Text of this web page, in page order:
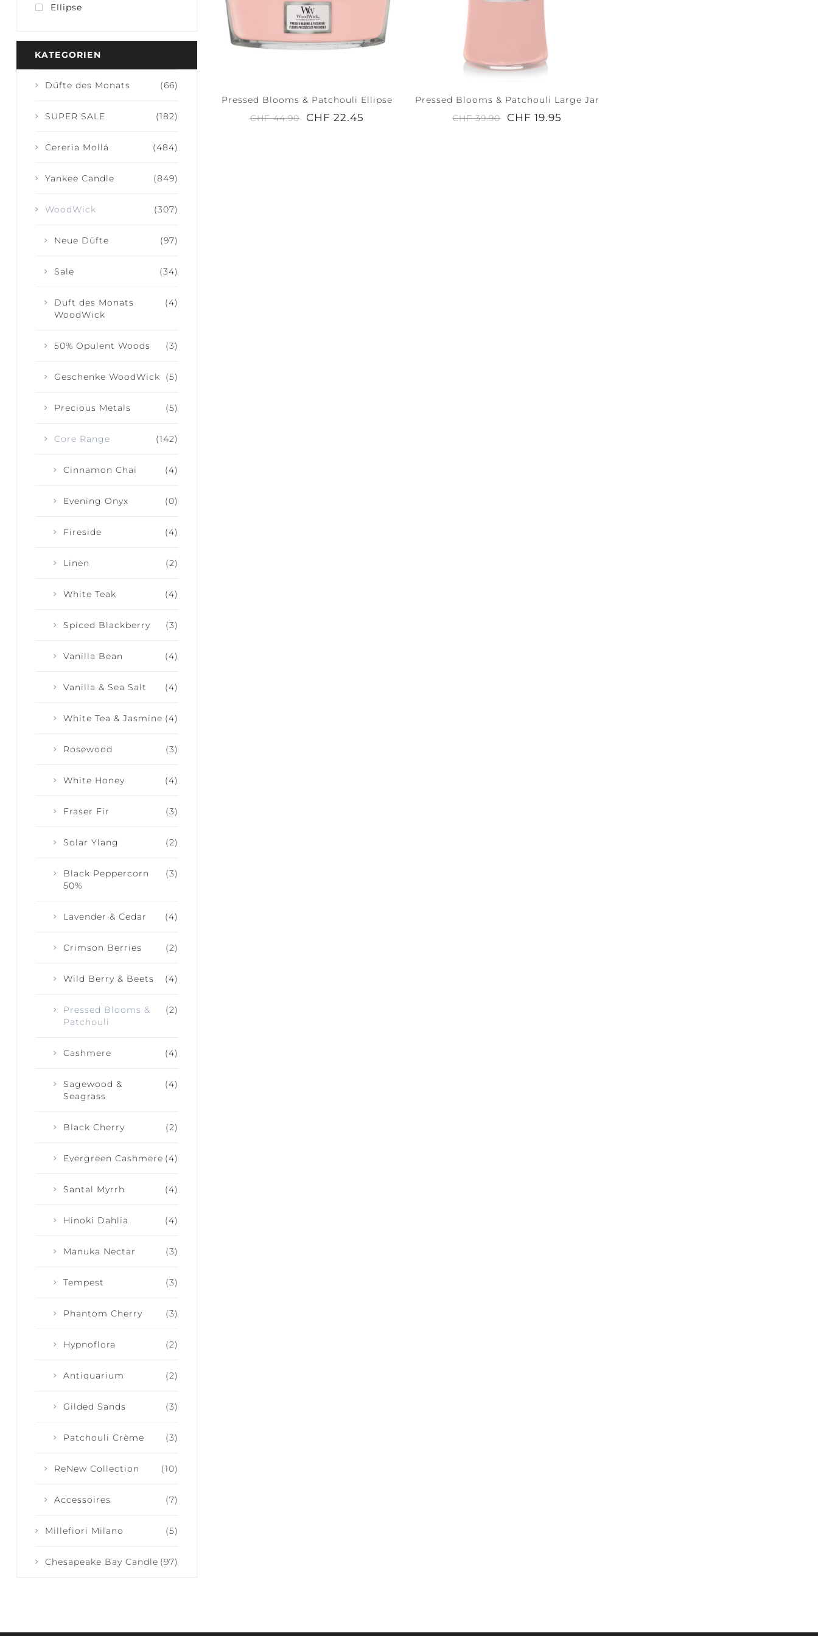
ACCESSOIRES
Pressed Blooms & Patchouli Ellipse
CHF 44.90
CHF 22.45
Pressed Blooms & Patchouli Large Jar
CHF 39.90
CHF 19.95
Ellipse
KATEGORIEN
(66)
Düfte des Monats
(182)
SUPER SALE
(484)
Cereria Mollá
(849)
Yankee Candle
(307)
WoodWick
(97)
Neue Düfte
(34)
Sale
(4)
Duft des Monats
WoodWick
(3)
50% Opulent Woods
(5)
Geschenke WoodWick
(5)
Precious Metals
(142)
Core Range
(4)
Cinnamon Chai
(0)
Evening Onyx
(4)
Fireside
(2)
Linen
(4)
White Teak
(3)
Spiced Blackberry
(4)
Vanilla Bean
(4)
Vanilla & Sea Salt
(4)
White Tea & Jasmine
(3)
Rosewood
(4)
White Honey
(3)
Fraser Fir
(2)
Solar Ylang
(3)
Black Peppercorn
50%
(4)
Lavender & Cedar
(2)
Crimson Berries
(4)
Wild Berry & Beets
(2)
Pressed Blooms &
Patchouli
(4)
Cashmere
(4)
Sagewood &
Seagrass
(2)
Black Cherry
(4)
Evergreen Cashmere
(4)
Santal Myrrh
(4)
Hinoki Dahlia
(3)
Manuka Nectar
(3)
Tempest
(3)
Phantom Cherry
(2)
Hypnoflora
(2)
Antiquarium
(3)
Gilded Sands
(3)
Patchouli Crème
(10)
ReNew Collection
(7)
Accessoires
(5)
Millefiori Milano
(97)
Chesapeake Bay Candle